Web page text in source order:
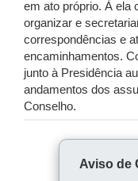
em ato próprio. À ela
organizar e
correspondências e
encaminhamentos.
junto à Presidência
andamentos dos
Conselho.
Aviso de